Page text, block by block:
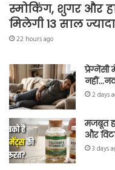
स्मोकिंग, शुगर और
मिलेगी 13 साल
22 hours ago
2 days
मजबूत
और
3 days